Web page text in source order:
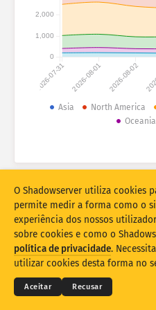
Estatísticas de ataque:
Conjunto de dados
Atualizar
Transferir
2026-07-31 2026-08-01 2026-08-02
0
1,000
2,000
Asia North America
Oceania
© 2026THE
Privacidade e termos
O Shadowserver utiliza cookies
permite medir a forma como o
experiência dos nossos
sobre cookies e como o
política de privacidade.
utilizar cookies desta forma no
Aceitar Recusar